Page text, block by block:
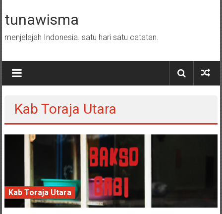
tunawisma
menjelajah Indonesia. satu hari satu catatan.
Kab Toraja Utara
Kab Toraja Utara